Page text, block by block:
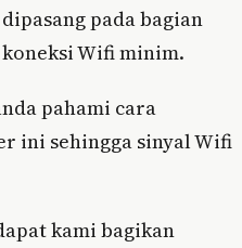
pada bagian
Wifi minim.
pahami cara
ini sehingga sinyal Wifi
kami bagikan